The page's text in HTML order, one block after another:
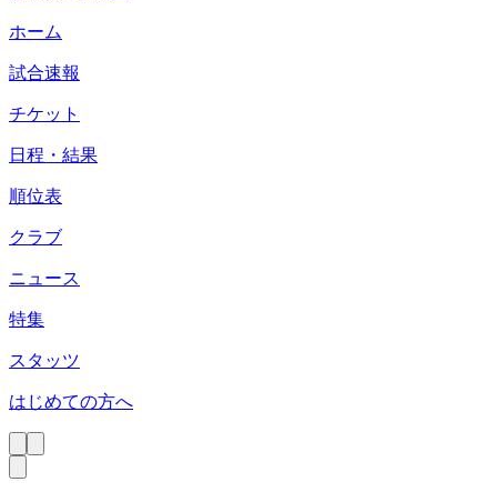
ホーム
試合速報
チケット
日程・結果
順位表
クラブ
ニュース
特集
スタッツ
はじめての方へ